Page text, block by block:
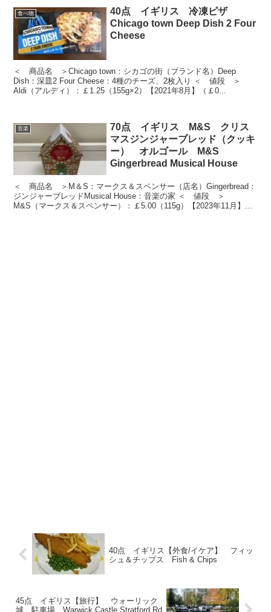
食べ物
40点 イギリス 冷凍ピザ
Chicago town Deep Dish 2 Four
Cheese
＜ 商品名 ＞Chicago town：シカゴの街（ブランド名）Deep
Dish：深皿2 Four Cheese：4種のチーズ、2枚入り ＜ 値段 ＞
Aldi（アルディ）：￡1.25（155g×2）【2021年8月】（￡0...
音楽
70点 イギリス M&S クリス
マスジンジャーブレッド（クッキ
ー） オルゴール M&S
Gingerbread Musical House
＜ 商品名 ＞M＆S：マークス＆スペンサー（店名）Gingerbread：
ジンジャーブレッドMusical House：音楽の家 ＜ 値段 ＞
M&S（マークス＆スペンサー）：￡5.00（115g）【2023年11月】...
40点 イギリス【外食/イケア】 フィッ
シュ＆チップス Fish & Chips
45点 イギリス【旅行】 ウォーリック
城 駐車場 Warwick Castle Stratford Rd